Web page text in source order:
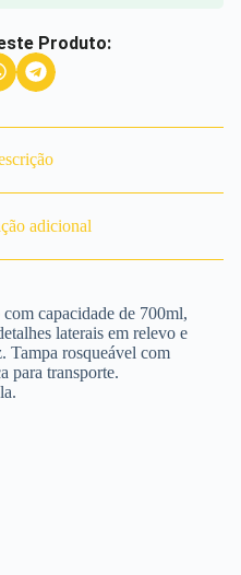
Produto:
adicional
capacidade de 700ml,
laterais em relevo e
Tampa rosqueável com
para transporte.